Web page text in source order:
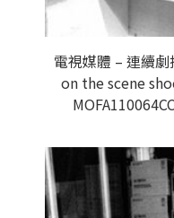
電視媒體 – 連續
on the scene